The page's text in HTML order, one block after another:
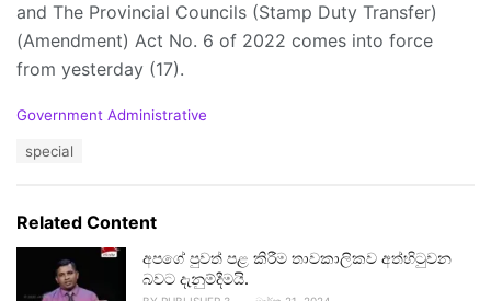
and The Provincial Councils (Stamp Duty Transfer)
(Amendment) Act No. 6 of 2022 comes into force
from yesterday (17).
C
o
r
i
Government Administrative
:
special
Related Content
අපගේ පුවත් පළ කිරීම තාවකාලිකව අත්හිටුවන
බවට දැනුම්දීමයි.